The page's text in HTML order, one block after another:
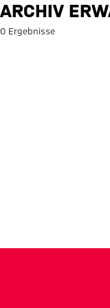
Suche:
ARCHIV
0 Ergebnisse